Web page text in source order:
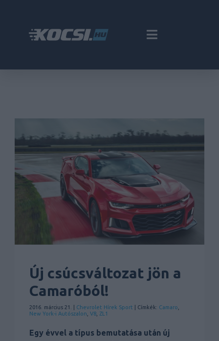
Új csúcsváltozat jön a
Camaróból!
2016. március 21. | Chevrolet Hírek Sport | Címkék: Camaro
New York-i Autószalon V8 ZL1
Egy évvel a típus bemutatása után új